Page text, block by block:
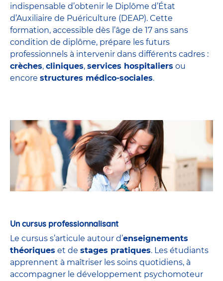
indispensable d’obtenir le Diplôme d’État
d’Auxiliaire de Puériculture (DEAP). Cette
formation, accessible dès l’âge de 17 ans sans
condition de diplôme, prépare les futurs
professionnels à intervenir dans différents cadres :
crèches, cliniques, services hospitaliers ou
encore structures médico-sociales.
Un cursus professionnalisant
Le cursus s’articule autour d’enseignements
théoriques et de stages pratiques. Les étudiants
apprennent à maîtriser les soins quotidiens, à
accompagner le développement psychomoteur